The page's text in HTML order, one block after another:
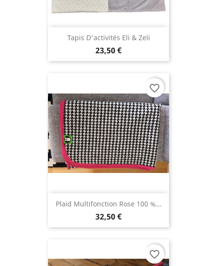
Tapis D'activités Eli & Zeli
23,50 €
Plaid Multifonction Rose 100 %...
32,50 €
favorite_border
favorite_border